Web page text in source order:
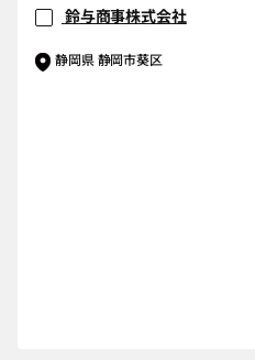
鈴与商事株式会社
静岡県 静岡市葵区